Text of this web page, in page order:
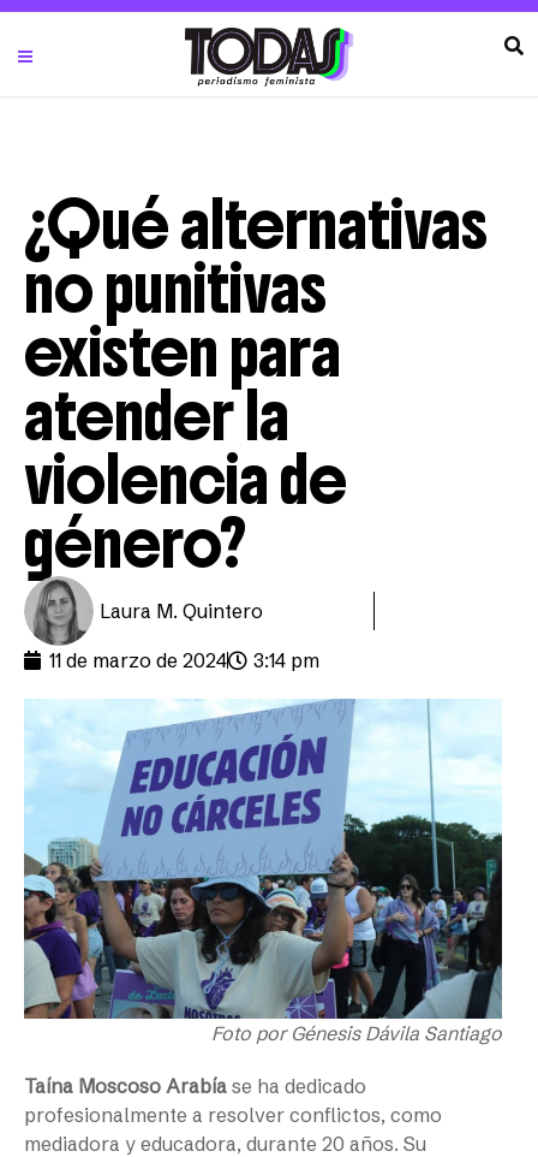
¿Qué alternativas
no punitivas
existen para
atender la
violencia de
género?
Laura M. Quintero
11 de marzo de 2024 3:14 pm
Foto por Génesis Dávila Santiago
Taína Moscoso Arabía se ha dedicado
profesionalmente a resolver conflictos, como
mediadora y educadora, durante 20 años. Su